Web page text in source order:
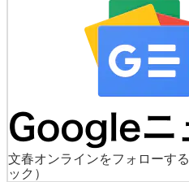
文春オンラインをフォローする
ック）